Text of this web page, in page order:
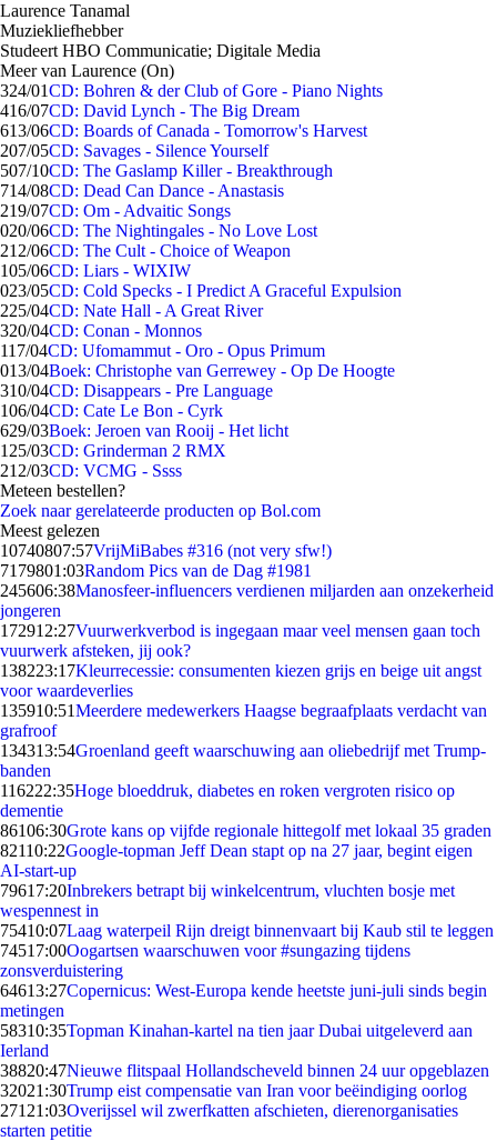
Laurence Tanamal
Muziekliefhebber
Studeert HBO Communicatie; Digitale Media
Meer van Laurence (On)
324/01CD: Bohren & der Club of Gore - Piano Nights
416/07CD: David Lynch - The Big Dream
613/06CD: Boards of Canada - Tomorrow's Harvest
207/05CD: Savages - Silence Yourself
507/10CD: The Gaslamp Killer - Breakthrough
714/08CD: Dead Can Dance - Anastasis
219/07CD: Om - Advaitic Songs
020/06CD: The Nightingales - No Love Lost
212/06CD: The Cult - Choice of Weapon
105/06CD: Liars - WIXIW
023/05CD: Cold Specks - I Predict A Graceful Expulsion
225/04CD: Nate Hall - A Great River
320/04CD: Conan - Monnos
117/04CD: Ufomammut - Oro - Opus Primum
013/04Boek: Christophe van Gerrewey - Op De Hoogte
310/04CD: Disappears - Pre Language
106/04CD: Cate Le Bon - Cyrk
629/03Boek: Jeroen van Rooij - Het licht
1 25/03CD: Grinderman 2 RMX
212/03CD: VCMG - Ssss
Meteen bestellen?
Zoek naar gerelateerde producten op Bol.com
Meest gelezen
10740807:57VrijMiBabes #316 (not very sfw!)
7179801:03Random Pics van de Dag #1981
245606:38Manosfeer-influencers verdienen miljarden aan onzekerheid
jongeren
172912:27Vuurwerkverbod is ingegaan maar veel mensen gaan toch
vuurwerk afsteken, jij ook?
138223:17Kleurrecessie: consumenten kiezen grijs en beige uit angst
voor waardeverlies
135910:51Meerdere medewerkers Haagse begraafplaats verdacht van
grafroof
134313:54Groenland geeft waarschuwing aan oliebedrijf met Trump-
banden
116222:35Hoge bloeddruk, diabetes en roken vergroten risico op
dementie
86106:30Grote kans op vijfde regionale hittegolf met lokaal 35 graden
82110:22Google-topman Jeff Dean stapt op na 27 jaar, begint eigen
AI-start-up
79617:20Inbrekers betrapt bij winkelcentrum, vluchten bosje met
wespennest in
75410:07Laag waterpeil Rijn dreigt binnenvaart bij Kaub stil te leggen
74517:00Oogartsen waarschuwen voor #sungazing tijdens
zonsverduistering
64613:27Copernicus: West-Europa kende heetste juni-juli sinds begin
metingen
58310:35Topman Kinahan-kartel na tien jaar Dubai uitgeleverd aan
Ierland
38820:47Nieuwe flitspaal Hollandscheveld binnen 24 uur opgeblazen
32021:30Trump eist compensatie van Iran voor beëindiging oorlog
271 21:03Overijssel wil zwerfkatten afschieten, dierenorganisaties
starten petitie